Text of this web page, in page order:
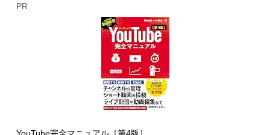
PR
YouTube完全マニュアル［第4版］